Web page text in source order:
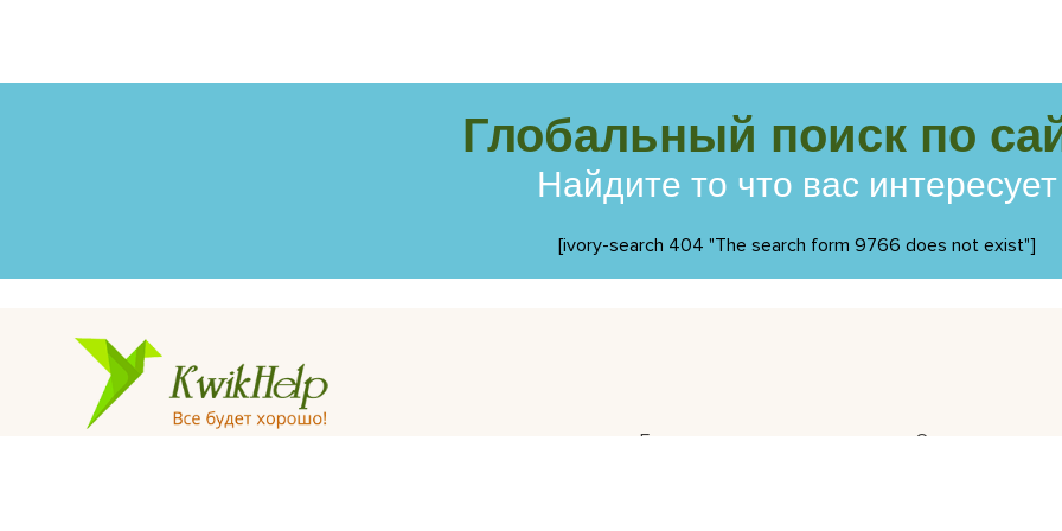
Глобальный поиск по
Найдите то что вас интересует
[ivory-search 404 "The search form 9766 does not exist"]
Главная
Отзывы